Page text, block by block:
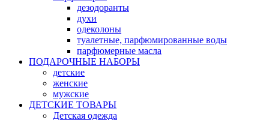
дезодоранты
духи
одеколоны
туалетные, парфюмированные воды
парфюмерные масла
ПОДАРОЧНЫЕ НАБОРЫ
детские
женские
мужские
ДЕТСКИЕ ТОВАРЫ
Детская одежда